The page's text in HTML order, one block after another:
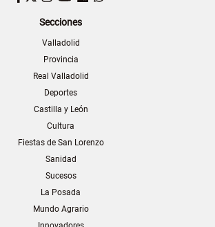
Secciones
Valladolid
Provincia
Real Valladolid
Deportes
Castilla y León
Cultura
Fiestas de San Lorenzo
Sanidad
Sucesos
La Posada
Mundo Agrario